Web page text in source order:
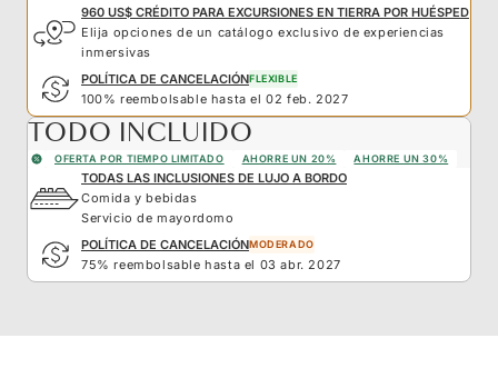
960 US$ CRÉDITO PARA EXCURSIONES EN TIERRA POR HUÉSPED
Elija opciones de un catálogo exclusivo de experiencias
inmersivas
POLÍTICA DE CANCELACIÓNFLEXIBLE
100% reembolsable hasta el 02 feb. 2027
TODO INCLUIDO
OFERTA POR TIEMPO LIMITADO AHORRE UN 20% AHORRE UN 30%
TODAS LAS INCLUSIONES DE LUJO A BORDO
Comida y bebidas
Servicio de mayordomo
POLÍTICA DE CANCELACIÓNMODERADO
75% reembolsable hasta el 03 abr. 2027